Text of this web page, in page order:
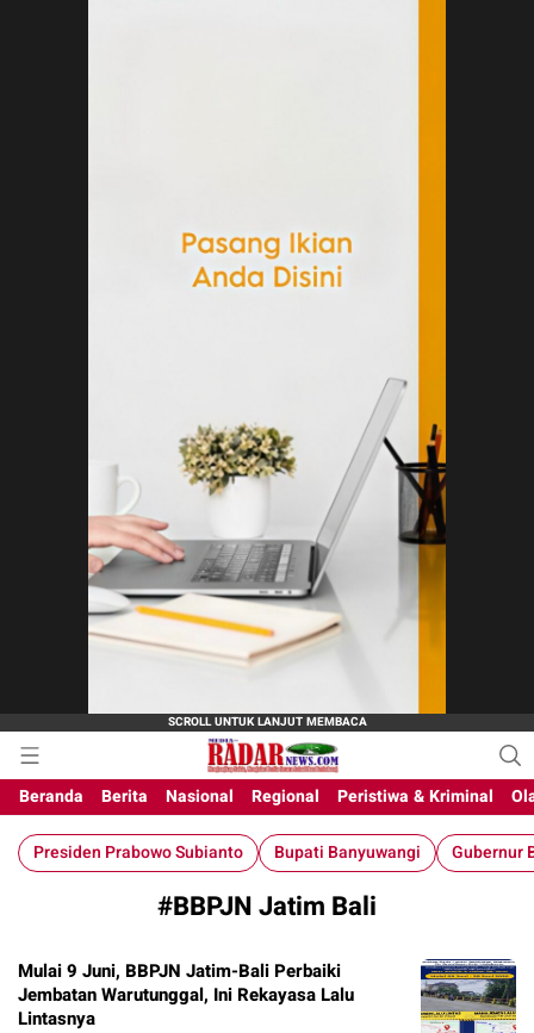
M-Radar News
media online
Beranda
Berita Nasional Regional Peristiwa & Kriminal
Presiden Prabowo Subianto Bupati Banyuwangi Gubernur
#BBPJN Jatim Bali
Mulai 9 Juni, BBPJN Jatim-Bali Perbaiki
Jembatan Warutunggal, Ini Rekayasa Lalu
Lintasnya